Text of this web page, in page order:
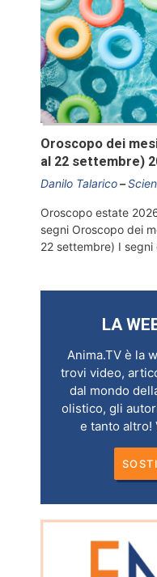
Oroscopo dei
al 22 settembre)
Danilo Talarico
Oroscopo estate
segni Oroscopo dei
22 settembre) I
LA
Anima.TV è la
trovi video,
dal mondo
olistico, gli
e tanto altro!